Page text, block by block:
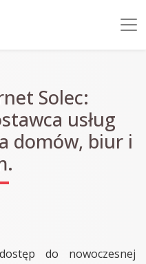
Solec:
usług
domów, biur i
do nowoczesnej